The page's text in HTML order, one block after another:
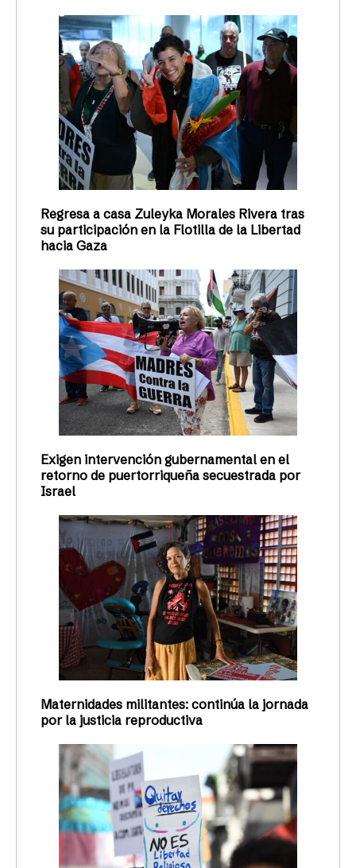
Regresa a casa Zuleyka Morales Rivera tras
su participación en la Flotilla de la Libertad
hacia Gaza
Exigen intervención gubernamental en el
retorno de puertorriqueña secuestrada por
Israel
Maternidades militantes: continúa la jornada
por la justicia reproductiva